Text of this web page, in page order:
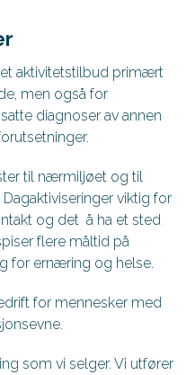
aktivitetstilbud primært
men også for
diagnoser av annen
til nærmiljøet og til
viktig for
og det å ha et sted
flere måltid på
for ernæring og helse.
for mennesker med
som vi selger. Vi utfører